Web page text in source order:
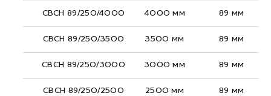
СВСН 89/250/4000 4000 мм 89 мм
СВСН 89/250/3500 3500 мм 89 мм
СВСН 89/250/3000 3000 мм 89 мм
СВСН 89/250/2500 2500 мм 89 мм